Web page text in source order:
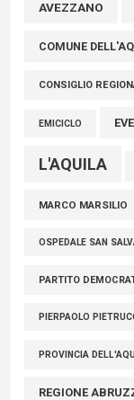
Marcinelle,
connazionali tra
06 Agosto 2026
AVEZZANO
COMUNE
CONSIGLIO
EMICICLO
L'AQUILA
MARCO MARSILIO
OSPEDALE SAN
PARTITO
PIERPAOLO
PROVINCIA
REGIONE